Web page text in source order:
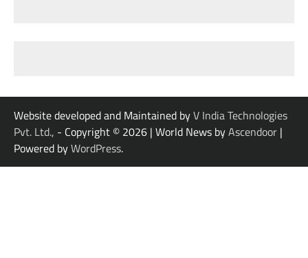
Website developed and Maintained byV India Technologies
Pvt. Ltd., - Copyright © 2026 | World News byAscendoor |
Powered byWordPress.